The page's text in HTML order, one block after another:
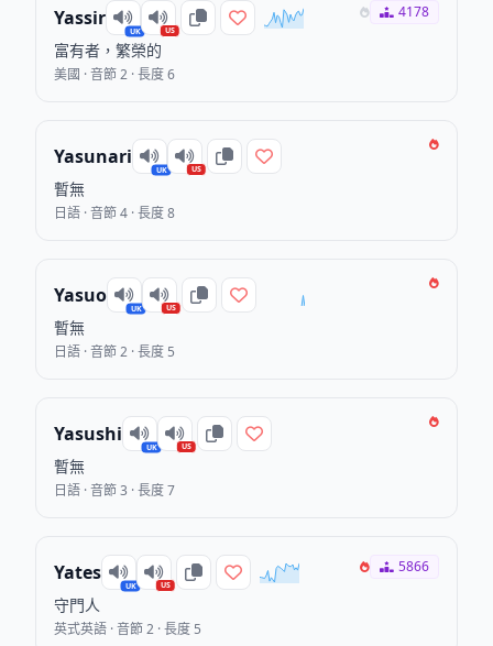
Yassir
UK US
富有者，繁榮的
美國 · 音節 2 · 長度 6
4178
Yasunari
UK US
暫無
日語 · 音節 4 · 長度 8
Yasuo
UK US
暫無
日語 · 音節 2 · 長度 5
Yasushi
UK US
暫無
日語 · 音節 3 · 長度 7
Yates
UK US
守門人
英式英語 · 音節 2 · 長度 5
5866